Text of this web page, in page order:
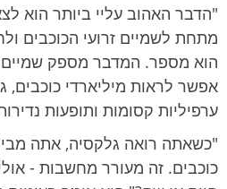
"הדבר האהוב עליי ביותר הוא
מתחת לשמיים זרועי הכוכבים
הוא מספר. המדבר מספק שמיים
אפשר לראות מיליארדי כוכבים,
ערפיליות קסומות ותופעות
"כשאתה רואה גלקסיה, אתה
כוכבים. זה מעורר מחשבות -